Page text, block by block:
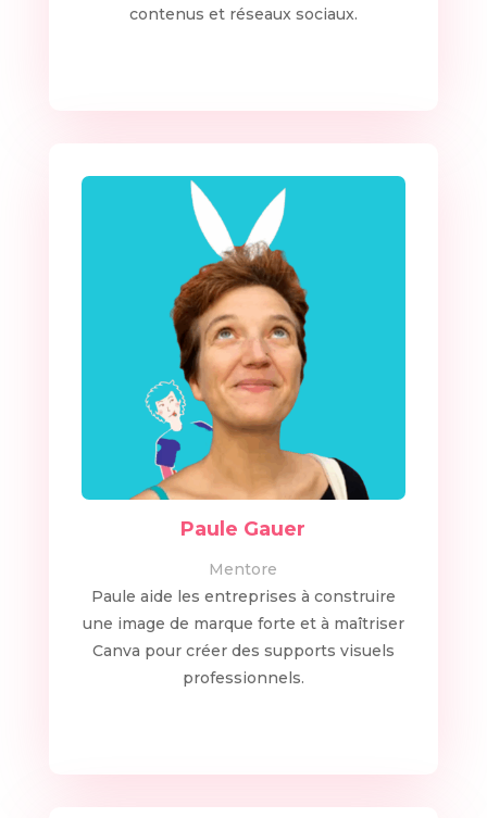
contenus et réseaux sociaux.
Paule Gauer
Mentore
Paule aide les entreprises à construire
une image de marque forte et à maîtriser
Canva pour créer des supports visuels
professionnels.